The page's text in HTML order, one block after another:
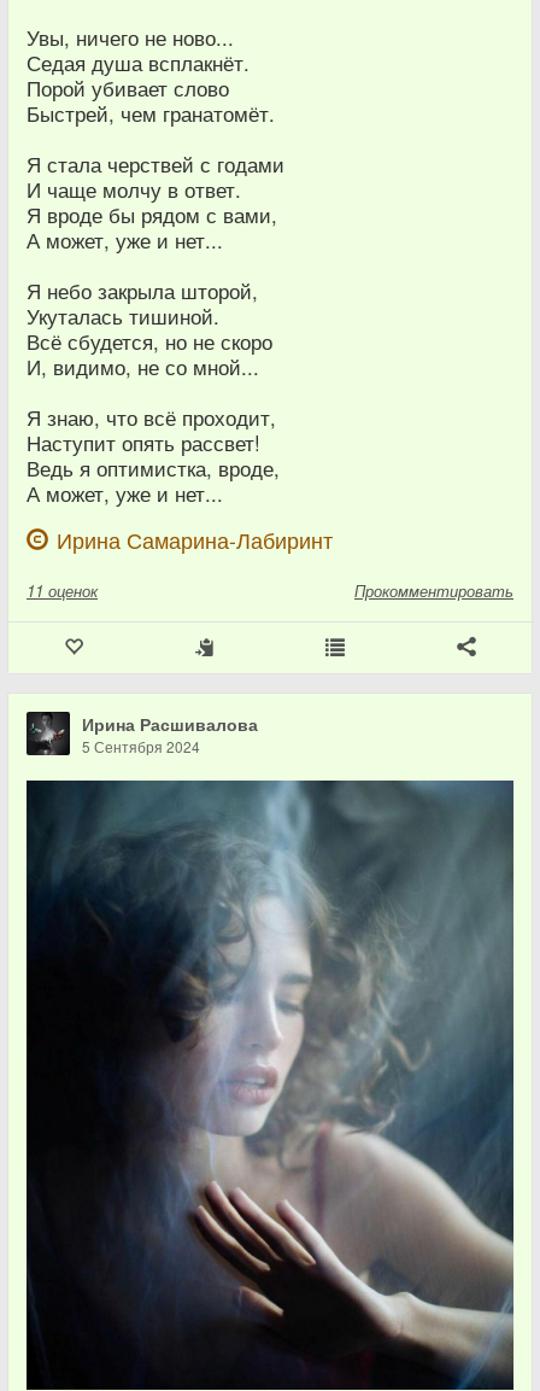
Увы, ничего не ново...
Седая душа всплакнёт.
Порой убивает слово
Быстрей, чем гранатомёт.
Я стала черствей с годами
И чаще молчу в ответ.
Я вроде бы рядом с вами,
А может, уже и нет...
Я небо закрыла шторой,
Укуталась тишиной.
Всё сбудется, но не скоро
И, видимо, не со мной...
Я знаю, что всё проходит,
Наступит опять рассвет!
Ведь я оптимистка, вроде,
А может, уже и нет...
Ирина Самарина-Лабиринт
11 оценок Прокомментировать
Ирина Расшивалова
5 Сентября 2024